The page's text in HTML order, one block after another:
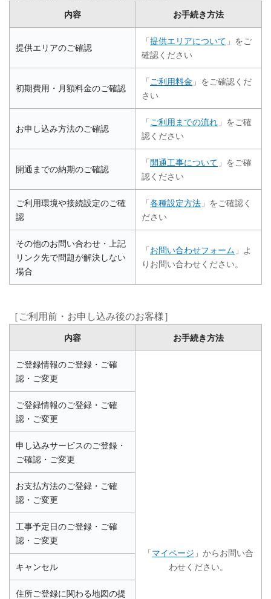
内容 お手続き方法
提供エリアのご確認
「提供エリアについて 」をご
確認ください
初期費用・月額料金のご確認
「ご利用料金 」をご確認くだ
さい
お申し込み方法のご確認
「ご利用までの流れ 」をご確
認ください
開通までの納期のご確認
「開通工事について 」をご確
認ください
ご利用環境や接続設定のご確
認
「各種設定方法 」をご確認く
ださい
その他のお問い合わせ・上記
リンク先で問題が解決しない
場合
「お問い合わせフォーム 」よ
りお問い合わせください。
［ご利用前・お申し込み後のお客様］
内容 お手続き方法
ご登録情報のご登録・ご確
認・ご変更
「マイページ 」からお問い合
わせください。
ご登録情報のご登録・ご確
認・ご変更
申し込みサービスのご登録・
ご確認・ご変更
お支払方法のご登録・ご確
認・ご変更
工事予定日のご登録・ご確
認・ご変更
キャンセル
住所ご登録に関わる地図の提